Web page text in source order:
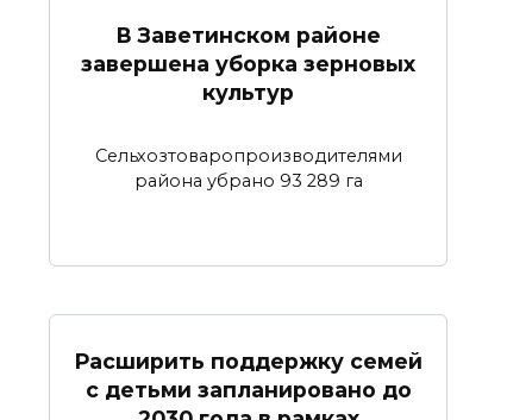
В Заветинском районе
завершена уборка зерновых
культур
Сельхозтоваропроизводителями
района убрано 93 289 га
Расширить поддержку семей
с детьми запланировано до